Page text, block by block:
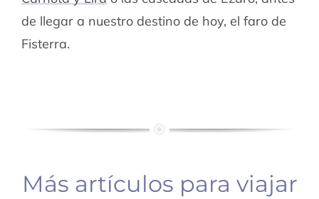
de llegar a nuestro destino de hoy, el faro de
Fisterra.
Más artículos para viajar